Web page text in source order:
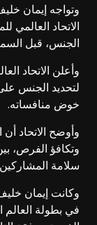
وتواجه إيمان
الاتحاد العالمي
الجنس، قبل
وأعلن الاتحاد
لتحديد الجنس
خوض منافساته.
وأوضح الاتحاد
وتكافؤ الفرص،
سلامة
في بطولة العالم